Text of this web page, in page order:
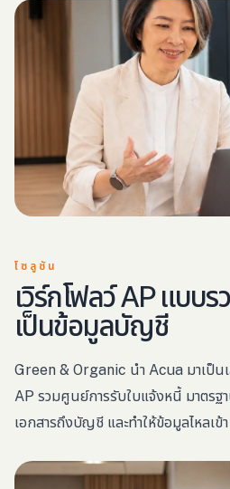
โซลูชัน
เวิร์กโฟลว์ AP แบบ
เป็นข้อมูลบัญชี
Green & Organic นำ Acua มาเป็นเ
AP รวมศูนย์การรับใบแจ้งหนี้ มาตรฐ
เอกสารถึงบัญชี และทำให้ข้อมูลไหลเข้